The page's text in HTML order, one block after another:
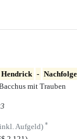
Hendrick - Nachfolge
mit Trauben
Aufgeld) *